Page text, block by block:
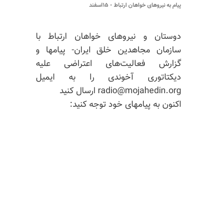
پیام به نیروهای خواهان ارتباط - ۱۵اسفند
دوستان و نیروهای خواهان ارتباط با
سازمان مجاهدین خلق ایران- پیامها و
گزارش فعالیت‌های اعتراضی علیه
دیکتاتوری آخوندی را به ایمیل
radio@mojahedin.org ارسال کنید
اکنون به پیامهای خود توجه کنید: